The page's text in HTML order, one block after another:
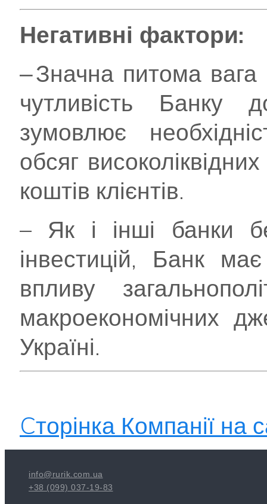
Негативні фактори:
‒ Значна питома
чутливість Банку
зумовлює
обсяг
коштів клієнтів.
– Як і інші банки
інвестицій, Банк
впливу
макроекономічних
Україні.
Cторінка Компанії на
info@rurik.com.ua
+38 (099) 037-19-83